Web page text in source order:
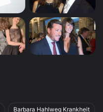
Barbara Hahlweg Krankheit